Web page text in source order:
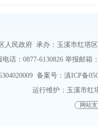
人民政府 承办：玉溪市红塔
话：0877-6130826 举报邮箱
备案号：滇ICP备
运行维护：玉溪市红
网站